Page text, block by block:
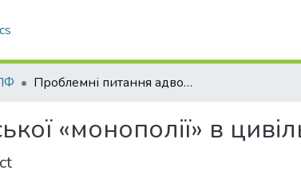
Проблемні питання адвокатської «монополії» в цивільному процесі
«монополії» в